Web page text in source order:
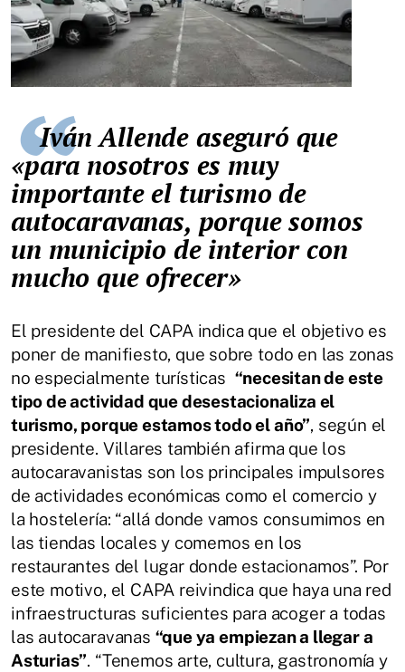
Iván Allende aseguró que
«para nosotros es muy
importante el turismo de
autocaravanas, porque somos
un municipio de interior con
mucho que ofrecer»
El presidente del CAPA indica que el objetivo es
poner de manifiesto, que sobre todo en las zonas
no especialmente turísticas “necesitan de este
tipo de actividad que desestacionaliza el
turismo, porque estamos todo el año”, según el
presidente. Villares también afirma que los
autocaravanistas son los principales impulsores
de actividades económicas como el comercio y
la hostelería: “allá donde vamos consumimos en
las tiendas locales y comemos en los
restaurantes del lugar donde estacionamos”. Por
este motivo, el CAPA reivindica que haya una red
infraestructuras suficientes para acoger a todas
las autocaravanas “que ya empiezan a llegar a
Asturias”. “Tenemos arte, cultura, gastronomía y